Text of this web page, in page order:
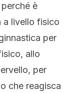
è
a livello fisico
per
allo
per
che reagisca